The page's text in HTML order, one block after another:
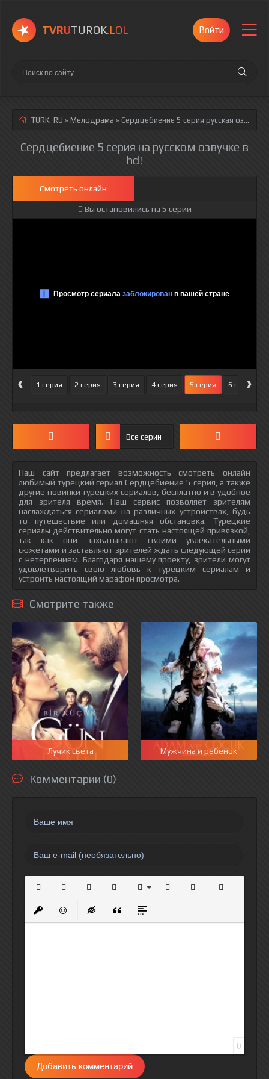
TVRUTUROK.LOL Войти
TURK-RU » Мелодрама » Сердцебиение 5 серия русская озвучка полностью смотреть онлайн!
Сердцебиение 5 серия на русском озвучке в
hd!
Смотреть онлайн
Вы остановились на 5 серии
‹ 1 серия 2 серия 3 серия 4 серия 5 серия 6 серия
›
Все серии
Наш сайт предлагает возможность смотреть онлайн
любимый турецкий сериал Сердцебиение 5 серия, а также
другие новинки турецких сериалов, бесплатно и в удобное
для зрителя время. Наш сервис позволяет зрителям
наслаждаться сериалами на различных устройствах, будь
то путешествие или домашняя обстановка. Турецкие
сериалы действительно могут стать настоящей привязкой,
так как они захватывают своими увлекательными
сюжетами и заставляют зрителей ждать следующей серии
с нетерпением. Благодаря нашему проекту, зрители могут
удовлетворить свою любовь к турецким сериалам и
устроить настоящий марафон просмотра.
Смотрите также
Лучик света Мужчина и ребенок
Комментарии (0)
Вставить защищенную ссылку
Вставить смайлик
Вставка скрытого текста
Вставка цитаты
Вставка спойлера
0
Добавить комментарий